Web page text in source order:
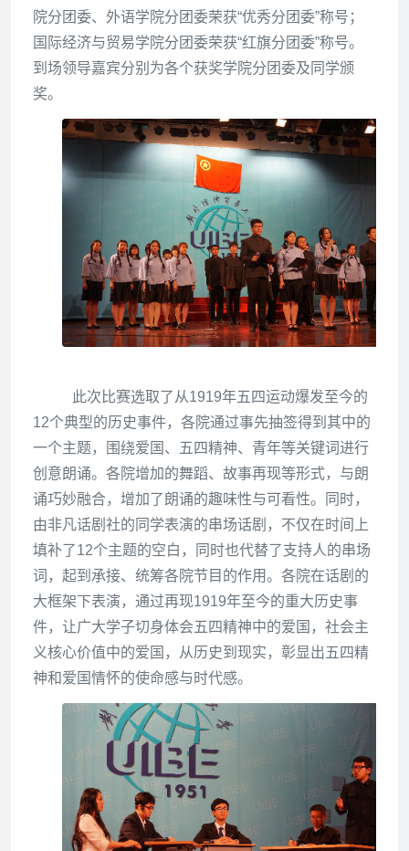
院分团委、外语学院分团委荣获“优秀分团委”称号；
国际经济与贸易学院分团委荣获“红旗分团委”称号。
到场领导嘉宾分别为各个获奖学院分团委及同学颁
奖。
此次比赛选取了从1919年五四运动爆发至今的
12个典型的历史事件，各院通过事先抽签得到 其中的
一个主题 ，围绕爱国、五四精神、青年等关键词进行
创意朗诵。 各院增加的舞蹈、故事再现等形式，与朗
诵巧妙融合，增加了朗诵的趣味性与可看性。
同时，
由非凡话剧 社的同学表演的串场话剧，不仅在时间上
填补了12个主题的空白，同时也代替了支持人的串场
词，起到承接、 统筹各院节目 的作用。 各院在话剧的
大框架下表演， 通过再现1919年至今的重大历史事
件，让广大学子切身体会五四精神中的爱国，社会主
义核心价值中的爱国 ， 从历史到现实，彰显出五四精
神和爱国情怀的使命感与时代感。